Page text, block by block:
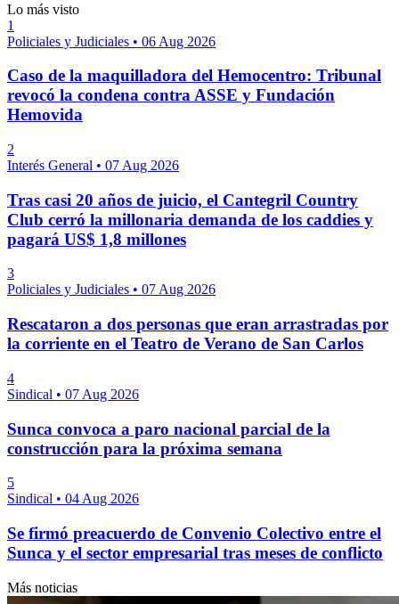
Lo más visto
1
Policiales y Judiciales • 06 Aug 2026
Caso de la maquilladora del Hemocentro: Tribunal
revocó la condena contra ASSE y Fundación
Hemovida
2
Interés General • 07 Aug 2026
Tras casi 20 años de juicio, el Cantegril Country
Club cerró la millonaria demanda de los caddies y
pagará US$ 1,8 millones
3
Policiales y Judiciales • 07 Aug 2026
Rescataron a dos personas que eran arrastradas por
la corriente en el Teatro de Verano de San Carlos
4
Sindical • 07 Aug 2026
Sunca convoca a paro nacional parcial de la
construcción para la próxima semana
5
Sindical • 04 Aug 2026
Se firmó preacuerdo de Convenio Colectivo entre el
Sunca y el sector empresarial tras meses de conflicto
Más noticias